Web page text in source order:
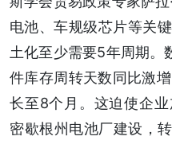
电池、车规级芯片等关
土化至少需要5年周期。
件库存周转天数同比激
长至8个月。这迫使企
密歇根州电池厂建设，